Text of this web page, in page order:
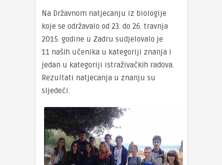
Na Državnom natjecanju iz biologije
koje se održavalo od 23. do 26. travnja
2015. godine u Zadru sudjelovalo je
11 naših učenika u kategoriji znanja i
jedan u kategoriji istraživačkih radova.
Rezultati natjecanja u znanju su
sljedeći: